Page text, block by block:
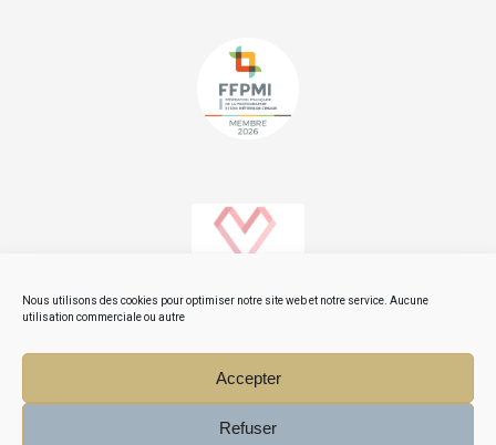
Nous utilisons des cookies pour optimiser notre site web et notre service. Aucune
utilisation commerciale ou autre
Accepter
Refuser